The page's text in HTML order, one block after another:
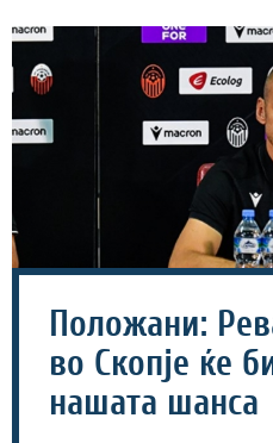
Положани:
во Скопје ќе
нашата шанса